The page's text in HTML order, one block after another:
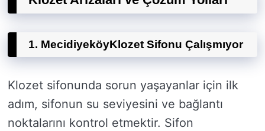
1. MecidiyeköyKlozet Sifonu Çalışmıyor
Klozet sifonunda sorun yaşayanlar için ilk
adım, sifonun su seviyesini ve bağlantı
noktalarını kontrol etmektir. Sifon